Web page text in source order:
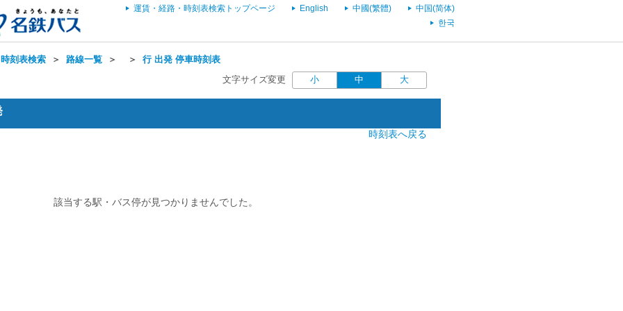
運賃・経路・時刻表検索トップページ English 中國(繁體)
中国(简体)
한국
刻表検索 ＞ 路線一覧 ＞ ＞ 行 出発 停車時刻表
文字サイズ変更 小 中 大
時刻表へ戻る
該当する駅・バス停が見つかりませんでした。